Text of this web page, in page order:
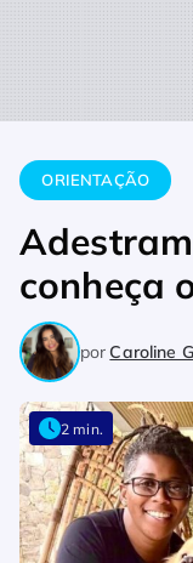
Home Orientação
ORIENTAÇÃO
conheça
porCaroline
2 min.